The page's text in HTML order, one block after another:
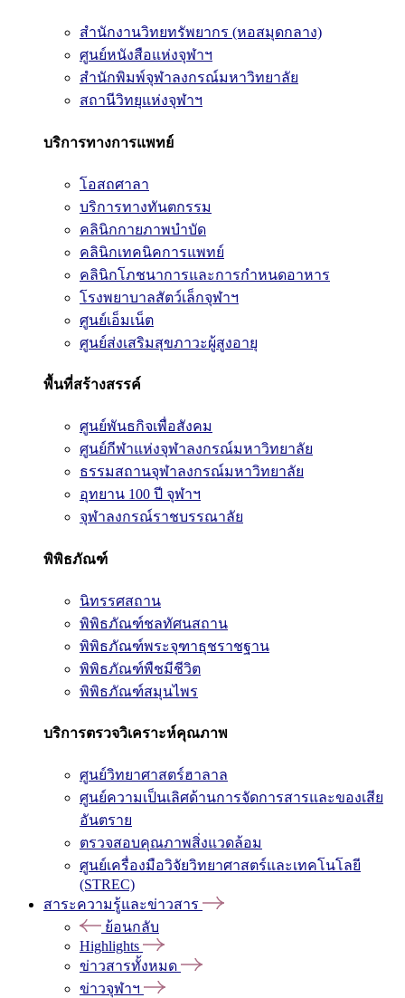
สำนักงานวิทยทรัพยากร (หอสมุดกลาง)
ศูนย์หนังสือแห่งจุฬาฯ
สำนักพิมพ์จุฬาลงกรณ์มหาวิทยาลัย
สถานีวิทยุแห่งจุฬาฯ
บริการทางการแพทย์
โอสถศาลา
บริการทางทันตกรรม
คลินิกกายภาพบำบัด
คลินิกเทคนิคการแพทย์
คลินิกโภชนาการและการกำหนดอาหาร
โรงพยาบาลสัตว์เล็กจุฬาฯ
ศูนย์เอ็มเน็ต
ศูนย์ส่งเสริมสุขภาวะผู้สูงอายุ
พื้นที่สร้างสรรค์
ศูนย์พันธกิจเพื่อสังคม
ศูนย์กีฬาแห่งจุฬาลงกรณ์มหาวิทยาลัย
ธรรมสถานจุฬาลงกรณ์มหาวิทยาลัย
อุทยาน 100 ปี จุฬาฯ
จุฬาลงกรณ์ราชบรรณาลัย
พิพิธภัณฑ์
นิทรรศสถาน
พิพิธภัณฑ์ชลทัศนสถาน
พิพิธภัณฑ์พระจุฑาธุชราชฐาน
พิพิธภัณฑ์พืชมีชีวิต
พิพิธภัณฑ์สมุนไพร
บริการตรวจวิเคราะห์คุณภาพ
ศูนย์วิทยาศาสตร์ฮาลาล
ศูนย์ความเป็นเลิศด้านการจัดการสารและของเสีย
อันตราย
ตรวจสอบคุณภาพสิ่งแวดล้อม
ศูนย์เครื่องมือวิจัยวิทยาศาสตร์และเทคโนโลยี
(STREC)
สาระความรู้และข่าวสาร
ย้อนกลับ
Highlights
ข่าวสารทั้งหมด
ข่าวจุฬาฯ